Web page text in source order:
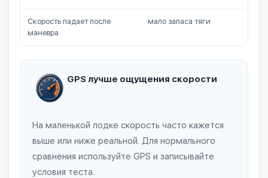
Скорость падает после
маневра
мало запаса тяги
GPS лучше ощущения скорости
На маленькой лодке скорость часто кажется
выше или ниже реальной. Для нормального
сравнения используйте GPS и записывайте
условия теста.